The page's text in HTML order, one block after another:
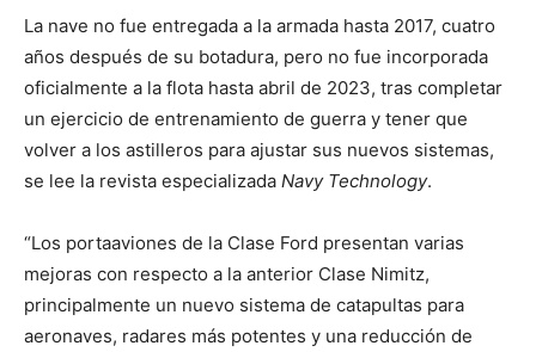
La nave no fue entregada a la armada hasta 2017, cuatro
años después de su botadura, pero no fue incorporada
oficialmente a la flota hasta abril de 2023, tras completar
un ejercicio de entrenamiento de guerra y tener que
volver a los astilleros para ajustar sus nuevos sistemas,
se lee la revista especializada Navy Technology.
“Los portaaviones de la Clase Ford presentan varias
mejoras con respecto a la anterior Clase Nimitz,
principalmente un nuevo sistema de catapultas para
aeronaves, radares más potentes y una reducción de